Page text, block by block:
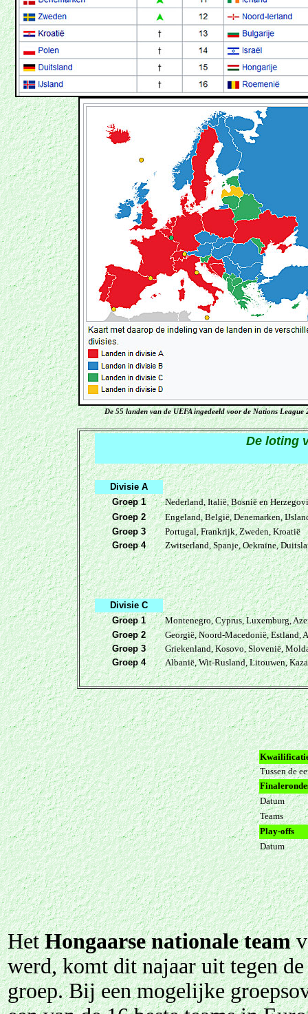
De 55 landen van de UEFA ingedeeld voor de Nations League
De loting
Divisie A
Groep 1
Nederland, Italië, Bosnië en
Groep 2
Engeland, België, Denemarken,
Groep 3
Portugal, Frankrijk, Zweden, Kroatië
Groep 4
Zwitserland, Spanje, Oekraïne,
Divisie C
Groep 1
Montenegro, Cyprus, Luxemburg,
Groep 2
Georgië, Noord-Macedonië, Estland,
Groep 3
Griekenland, Kosovo, Slovenië,
Groep 4
Albanië, Wit-Rusland, Litouwen,
Tussen de
Datum
Teams
Play-offs
Datum
HetHongaarse nationale team
werd, komt dit najaar uit tegen
groep. Bij een mogelijke